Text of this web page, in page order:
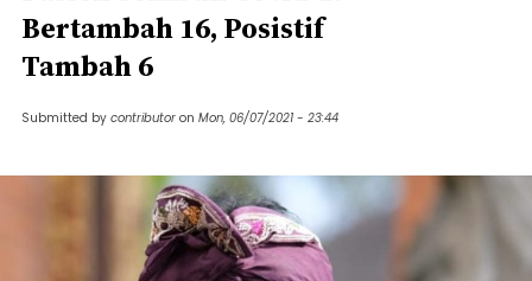
Bertambah 16, Posistif
Tambah 6
Submitted by contributor on Mon, 06/07/2021 - 23:44